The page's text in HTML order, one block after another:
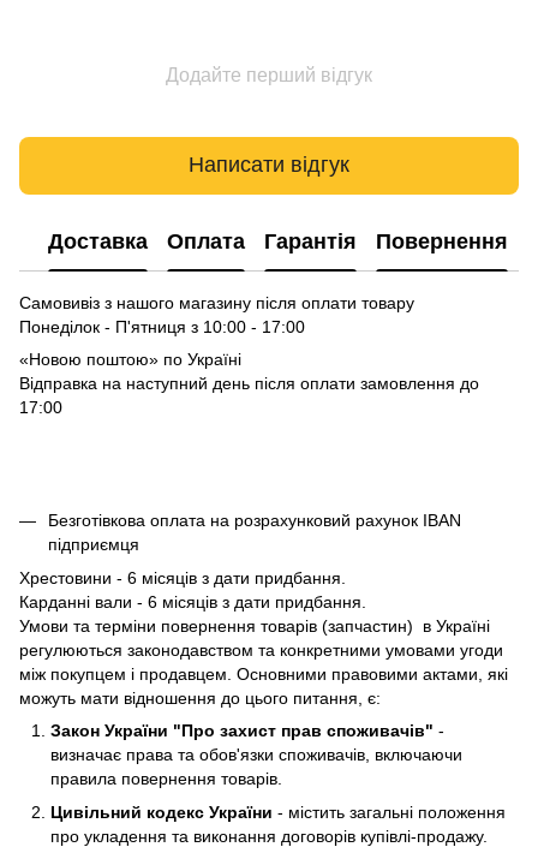
Додайте перший відгук
Написати відгук
Доставка Оплата Гарантія Повернення
Самовивіз з нашого магазину після оплати товару
Понеділок - П'ятниця з 10:00 - 17:00
«Новою поштою» по Україні
Відправка на наступний день після оплати замовлення до
17:00
Безготівкова оплата на розрахунковий рахунок IBAN
підприємця
Хрестовини - 6 місяців з дати придбання.
Карданні вали - 6 місяців з дати придбання.
Умови та терміни повернення товарів (запчастин) в Україні
регулюються законодавством та конкретними умовами угоди
між покупцем і продавцем. Основними правовими актами, які
можуть мати відношення до цього питання, є:
Закон України "Про захист прав споживачів" -
визначає права та обов'язки споживачів, включаючи
правила повернення товарів.
Цивільний кодекс України - містить загальні положення
про укладення та виконання договорів купівлі-продажу.